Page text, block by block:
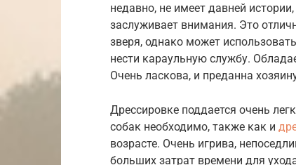
недавно, не имеет давней
заслуживает внимания. Это
зверя, однако может
нести караульную службу.
Очень ласкова, и преданна
Дрессировке поддается очень
собак необходимо, также как и
возрасте. Очень игрива,
больших затрат времени для